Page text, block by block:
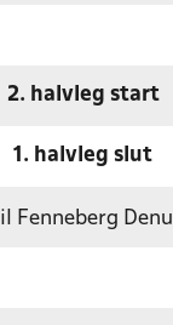
2. halvleg start
1. halvleg slut
Fenneberg Denu